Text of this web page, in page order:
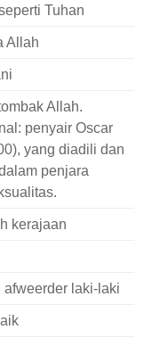
Tuhan
Allah
Allah.
penyair Oscar
yang diadili dan
penjara
kerajaan
laki-laki